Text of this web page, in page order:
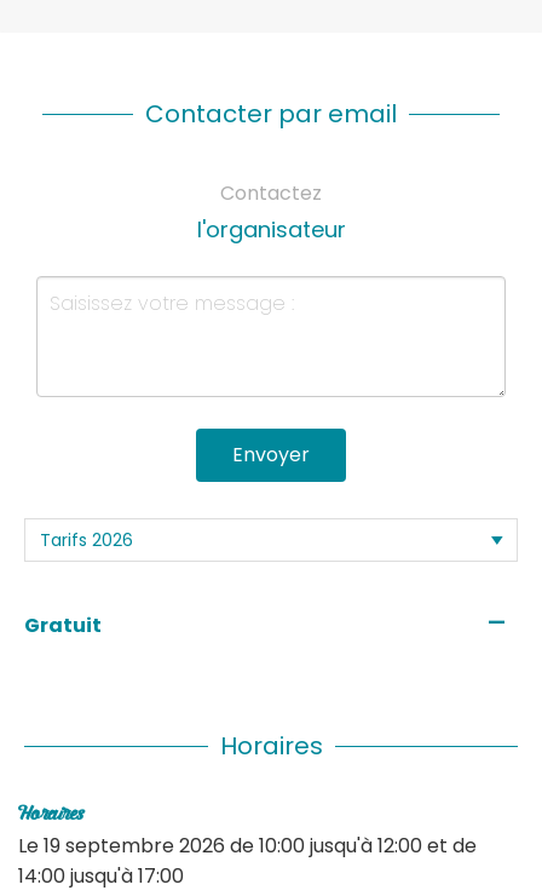
Contacter par email
Contactez
l'organisateur
Envoyer
Gratuit —
Horaires
Horaires
Le19 septembre 2026 de 10:00 jusqu'à 12:00 et de
14:00 jusqu'à 17:00